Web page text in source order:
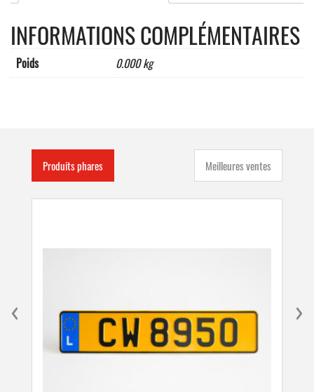
INFORMATIONS COMPLÉMENTAIRES
Poids 0.000 kg
Produits phares Meilleures ventes